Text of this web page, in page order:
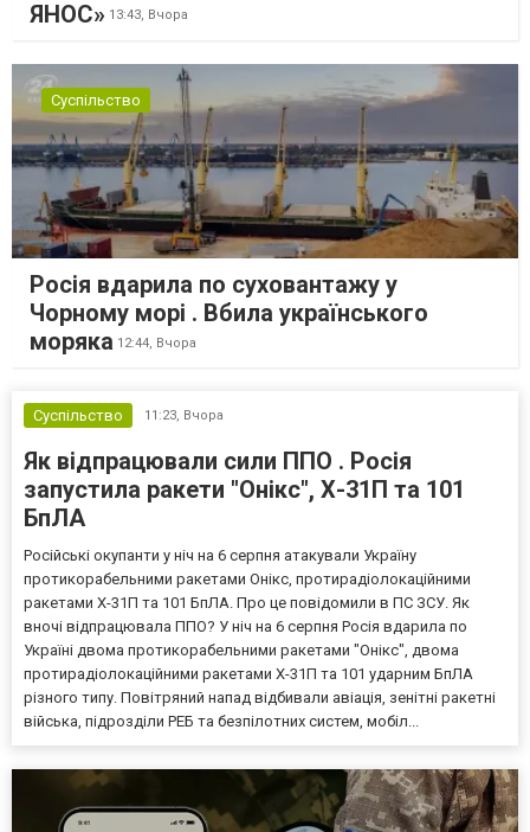
ЯНОС» 13:43, Вчора
Суспільство
Росія вдарила по суховантажу у
Чорному морі . Вбила українського
моряка 12:44, Вчора
Суспільство 11:23, Вчора
Як відпрацювали сили ППО . Росія
запустила ракети "Онікс", Х-31П та 101
БпЛА
Російські окупанти у ніч на 6 серпня атакували Україну
протикорабельними ракетами Онікс, протирадіолокаційними
ракетами Х-31П та 101 БпЛА. Про це повідомили в ПС ЗСУ. Як
вночі відпрацювала ППО? У ніч на 6 серпня Росія вдарила по
Україні двома протикорабельними ракетами "Онікс", двома
протирадіолокаційними ракетами Х-31П та 101 ударним БпЛА
різного типу. Повітряний напад відбивали авіація, зенітні ракетні
війська, підрозділи РЕБ та безпілотних систем, мобіл...